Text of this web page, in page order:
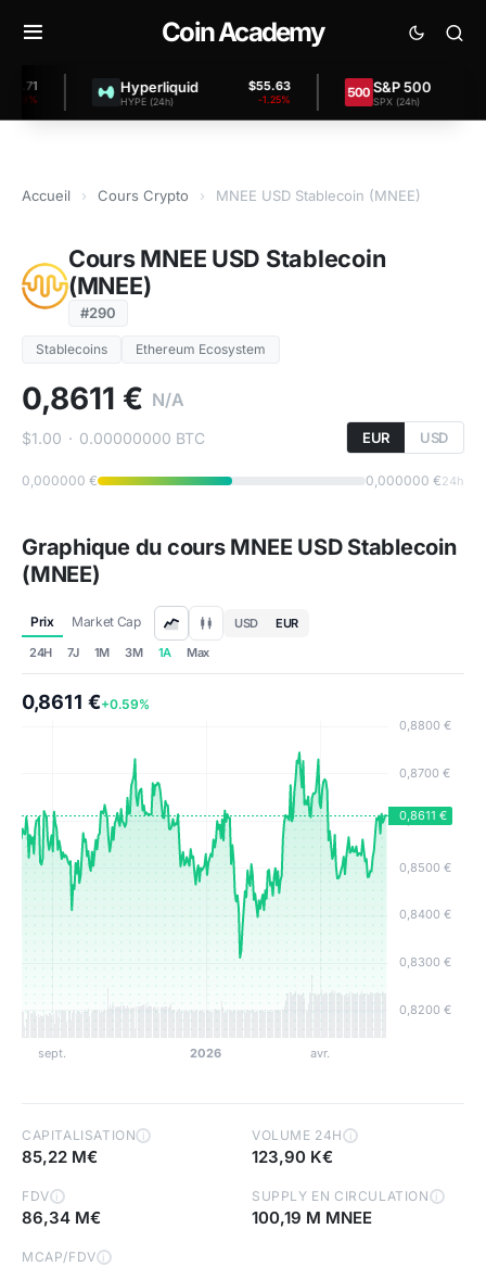
Coin Academy
Hyperliquid
HYPE (24h)
$55.63
-1.25%
S&P 500
SPX (24h)
Accueil › Cours Crypto › MNEE USD Stablecoin (MNEE)
Cours MNEE USD Stablecoin
(MNEE)
#290
Stablecoins Ethereum Ecosystem
0,8611 € N/A
$1.00 · 0.00000000 BTC EUR USD
0,000000 € 0,000000 €24h
Graphique du cours MNEE USD Stablecoin
(MNEE)
Prix Market Cap USD
EUR
24H
7J 1M 3M 1A Max
0,8611 €+0.59%
CAPITALISATION i
85,22 M€
VOLUME 24H i
123,90 K€
FDV i
86,34 M€
SUPPLY EN CIRCULATION i
100,19 M MNEE
MCAP/FDV i